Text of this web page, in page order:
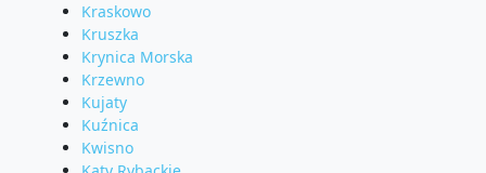
Kraskowo
Kruszka
Krynica Morska
Krzewno
Kujaty
Kuźnica
Kwisno